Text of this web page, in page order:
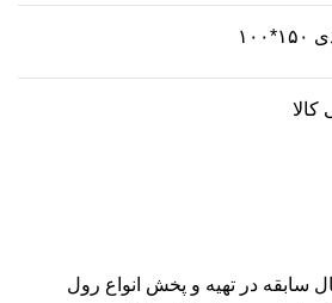
کالا
اداری سپید ۱۵ سال سابقه در تهیه و پخش انواع رول